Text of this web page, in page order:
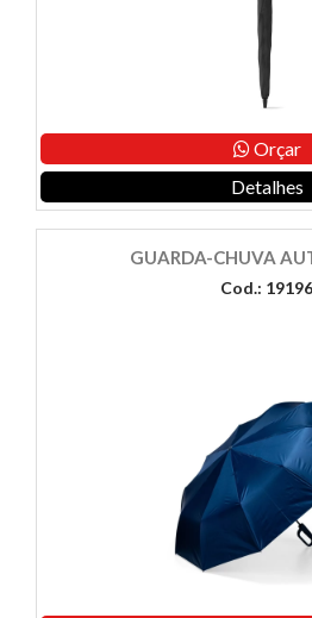
Orçar
Detalhes
GUARDA-CHUVA
Cod.: 19196